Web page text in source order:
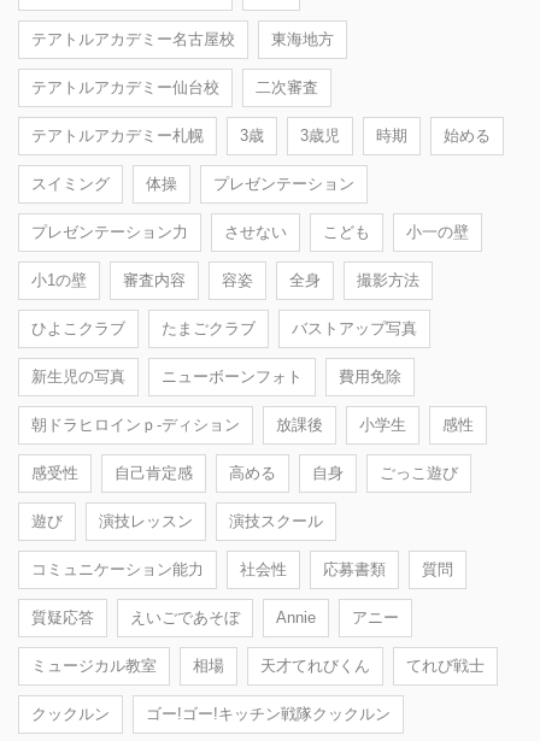
テアトルアカデミー名古屋校 東海地方
テアトルアカデミー仙台校 二次審査
テアトルアカデミー札幌 3歳 3歳児 時期 始める
スイミング 体操 プレゼンテーション
プレゼンテーション力 させない こども 小一の壁
小1の壁 審査内容 容姿 全身 撮影方法
ひよこクラブ たまごクラブ バストアップ写真
新生児の写真 ニューボーンフォト 費用免除
朝ドラヒロインｐ-ディション 放課後 小学生 感性
感受性 自己肯定感 高める 自身 ごっこ遊び
遊び 演技レッスン 演技スクール
コミュニケーション能力 社会性 応募書類 質問
質疑応答 えいごであそぼ Annie アニー
ミュージカル教室 相場 天才てれびくん てれび戦士
クックルン ゴー!ゴー!キッチン戦隊クックルン